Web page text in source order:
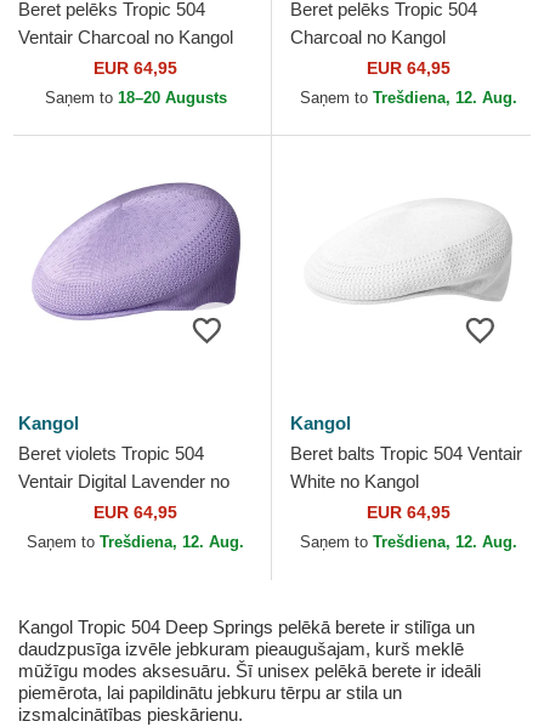
Beret pelēks Tropic 504
Ventair Charcoal no Kangol
EUR 64,95
Saņem to 18–20 Augusts
Beret pelēks Tropic 504
Charcoal no Kangol
EUR 64,95
Saņem to Trešdiena, 12. Aug.
Kangol
Beret violets Tropic 504
Ventair Digital Lavender no
EUR 64,95
Saņem to Trešdiena, 12. Aug.
Kangol
Beret balts Tropic 504 Ventair
White no Kangol
EUR 64,95
Saņem to Trešdiena, 12. Aug.
Kangol Tropic 504 Deep Springs pelēkā berete ir stilīga un
daudzpusīga izvēle jebkuram pieaugušajam, kurš meklē
mūžīgu modes aksesuāru. Šī unisex pelēkā berete ir ideāli
piemērota, lai papildinātu jebkuru tērpu ar stila un
izsmalcinātības pieskārienu.